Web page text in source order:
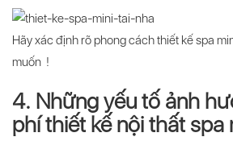
Hãy xác định rõ phong cách thiết kế spa
muốn !
4. Những yếu tố ảnh
phí thiết kế nội thất spa